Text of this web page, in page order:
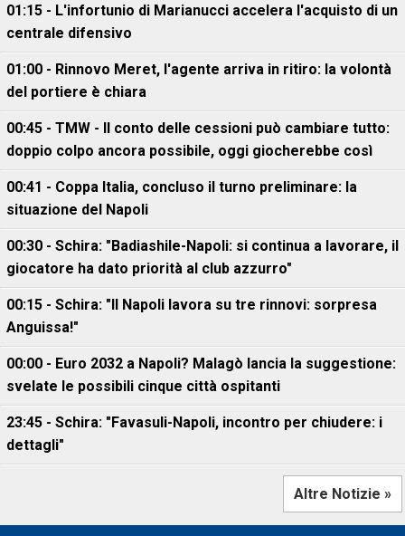
01:15 - L'infortunio di Marianucci accelera l'acquisto di un
centrale difensivo
01:00 - Rinnovo Meret, l'agente arriva in ritiro: la volontà
del portiere è chiara
00:45 - TMW - Il conto delle cessioni può cambiare tutto:
doppio colpo ancora possibile, oggi giocherebbe così
00:41 - Coppa Italia, concluso il turno preliminare: la
situazione del Napoli
00:30 - Schira: "Badiashile-Napoli: si continua a lavorare, il
giocatore ha dato priorità al club azzurro"
00:15 - Schira: "Il Napoli lavora su tre rinnovi: sorpresa
Anguissa!"
00:00 - Euro 2032 a Napoli? Malagò lancia la suggestione:
svelate le possibili cinque città ospitanti
23:45 - Schira: "Favasuli-Napoli, incontro per chiudere: i
dettagli"
Altre Notizie »